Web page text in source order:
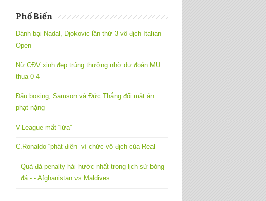
Phổ Biến
Đánh bại Nadal, Djokovic lần thứ 3 vô địch Italian
Open
Nữ CĐV xinh đẹp trúng thưởng nhờ dự đoán MU
thua 0-4
Đấu boxing, Samson và Đức Thắng đối mặt án
phạt nặng
V-League mất “lửa”
C.Ronaldo “phát điên” vì chức vô địch của Real
Quả đá penalty hài hước nhất trong lịch sử bóng
đá - - Afghanistan vs Maldives